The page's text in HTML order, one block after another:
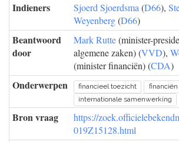
Indieners Sjoerd Sjoerdsma (D66),
Weyenberg(D66)
Beantwoord
door
Mark Rutte(minister-
algemene zaken) (VVD),
(minister financiën) (CDA)
Onderwerpen financieel toezicht financiën
internationale samenwerking
Bron vraag
https://
019Z15128.html